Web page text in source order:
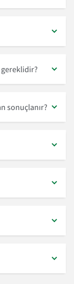
sonuçlanır?